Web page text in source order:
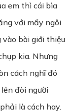
em thì cái bìa
với mấy ngôi
bài giới thiệu
kia. Nhưng
cách nghĩ đó
đòi người
là cách hay.